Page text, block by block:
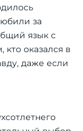
за
язык с
оказался в
даже если